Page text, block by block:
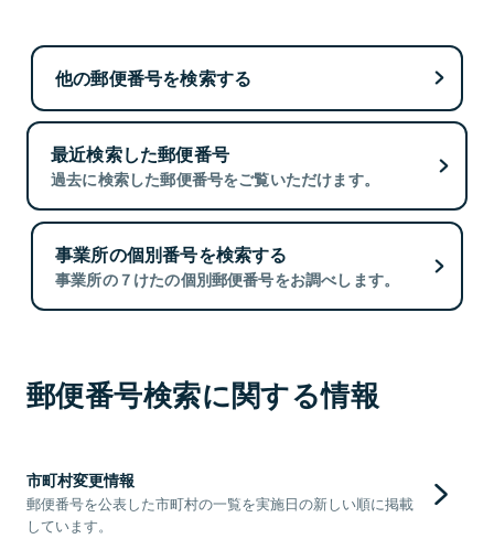
他の郵便番号を検索する
最近検索した郵便番号
過去に検索した郵便番号をご覧いただけます。
事業所の個別番号を検索する
事業所の７けたの個別郵便番号をお調べします。
郵便番号検索に関する情報
市町村変更情報
郵便番号を公表した市町村の一覧を実施日の新しい順に掲載
しています。